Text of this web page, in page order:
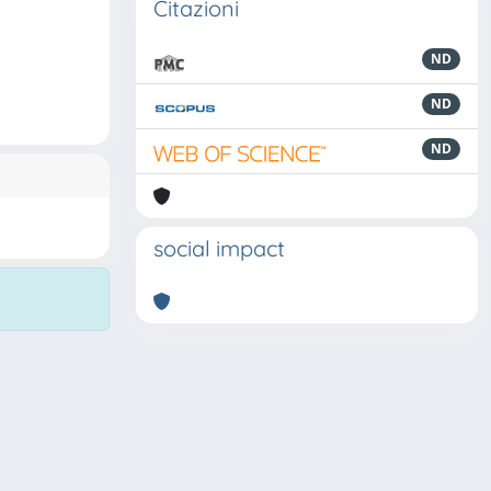
Citazioni
ND
ND
ND
social impact